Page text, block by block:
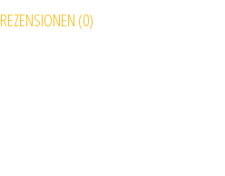
REZENSIONEN (0)